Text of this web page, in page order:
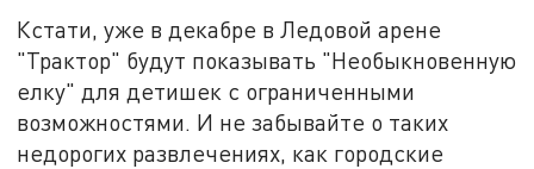
Кстати, уже в декабре в Ледовой арене
"Трактор" будут показывать "Необыкновенную
елку" для детишек с ограниченными
возможностями. И не забывайте о таких
недорогих развлечениях, как городские